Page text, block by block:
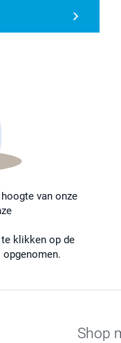
van onze
klikken op de
Shop